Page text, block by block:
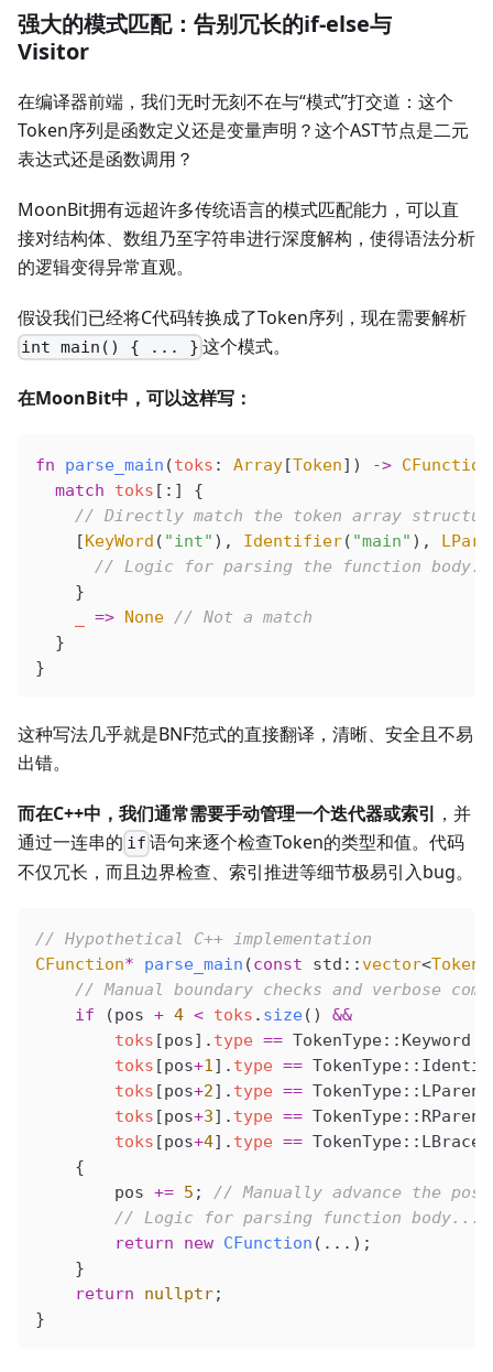
强大的模式匹配：告别冗长的if-else与
Visitor
在编译器前端，我们无时无刻不在与“模式”打交道：这个
Token序列是函数定义还是变量声明？这个AST节点是二元
表达式还是函数调用？
MoonBit拥有远超许多传统语言的模式匹配能力，可以直
接对结构体、数组乃至字符串进行深度解构，使得语法分析
的逻辑变得异常直观。
假设我们已经将C代码转换成了Token序列，现在需要解析
int main() { ... } 这个模式。
在MoonBit中，可以这样写：
fn parse_main (toks : Array[Token]) ->
  match
toks [:] {
// Directly match the token array
    [
KeyWord ( "int" ), Identifier( "main" ),
// Logic for parsing the function
    }
=> None // Not a match
  }
}
这种写法几乎就是BNF范式的直接翻译，清晰、安全且不易
出错。
而在C++中，我们通常需要手动管理一个迭代器或索引 ，并
通过一连串的 if 语句来逐个检查Token的类型和值。代码
不仅冗长，而且边界检查、索引推进等细节极易引入bug。
// Hypothetical C++ implementation
CFunction* parse_main (const std::vector<Token
// Manual boundary checks and verbose
    if
(pos + 4 < toks . size() &&
        toks
[pos]. type == TokenType::Keyword
        toks
[pos+1]. type ==
        toks
[pos+2]. type == TokenType::LParen
        toks
[pos+3]. type == TokenType::RParen
        toks
[pos+4]. type == TokenType::LBrace)
    {
        pos
+= 5 ;
// Manually advance the
        // Logic for parsing function body...
        return
new CFunction (...);
    }
    return
nullptr;
}